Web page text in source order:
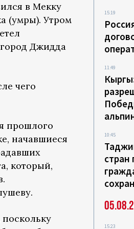
в Мекку
(умры). Утром
Джидда
чего
прошлого
начавшиеся
который,
15:19
11:49
10:45
стран
15:23